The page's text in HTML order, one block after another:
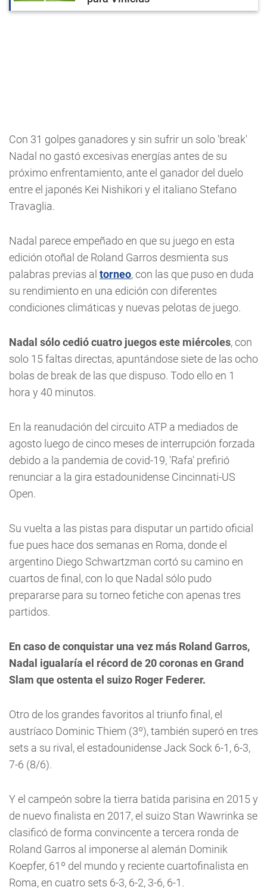
Con 31 golpes ganadores y sin sufrir un solo 'break'
Nadal no gastó excesivas energías antes de su
próximo enfrentamiento, ante el ganador del duelo
entre el japonés Kei Nishikori y el italiano Stefano
Travaglia.
Nadal parece empeñado en que su juego en esta
edición otoñal de Roland Garros desmienta sus
palabras previas al torneo, con las que puso en duda
su rendimiento en una edición con diferentes
condiciones climáticas y nuevas pelotas de juego.
Nadal sólo cedió cuatro juegos este miércoles, con
solo 15 faltas directas, apuntándose siete de las ocho
bolas de break de las que dispuso. Todo ello en 1
hora y 40 minutos.
En la reanudación del circuito ATP a mediados de
agosto luego de cinco meses de interrupción forzada
debido a la pandemia de covid-19, 'Rafa' prefirió
renunciar a la gira estadounidense Cincinnati-US
Open.
Su vuelta a las pistas para disputar un partido oficial
fue pues hace dos semanas en Roma, donde el
argentino Diego Schwartzman cortó su camino en
cuartos de final, con lo que Nadal sólo pudo
prepararse para su torneo fetiche con apenas tres
partidos.
En caso de conquistar una vez más Roland Garros,
Nadal igualaría el récord de 20 coronas en Grand
Slam que ostenta el suizo Roger Federer.
Otro de los grandes favoritos al triunfo final, el
austríaco Dominic Thiem (3º), también superó en tres
sets a su rival, el estadounidense Jack Sock 6-1, 6-3,
7-6 (8/6).
Y el campeón sobre la tierra batida parisina en 2015 y
de nuevo finalista en 2017, el suizo Stan Wawrinka se
clasificó de forma convincente a tercera ronda de
Roland Garros al imponerse al alemán Dominik
Koepfer, 61º del mundo y reciente cuartofinalista en
Roma, en cuatro sets 6-3, 6-2, 3-6, 6-1.